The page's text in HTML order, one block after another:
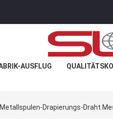
AUSFLUG
Drapierungs-Draht